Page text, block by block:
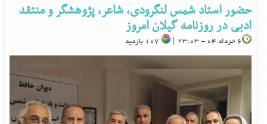
حضور استاد شمس لنگرودی، شاعر، پژوهشگر و منتقد
ادبی در روزنامه گیلان امروز
6 خرداد 04 - 23:03 |